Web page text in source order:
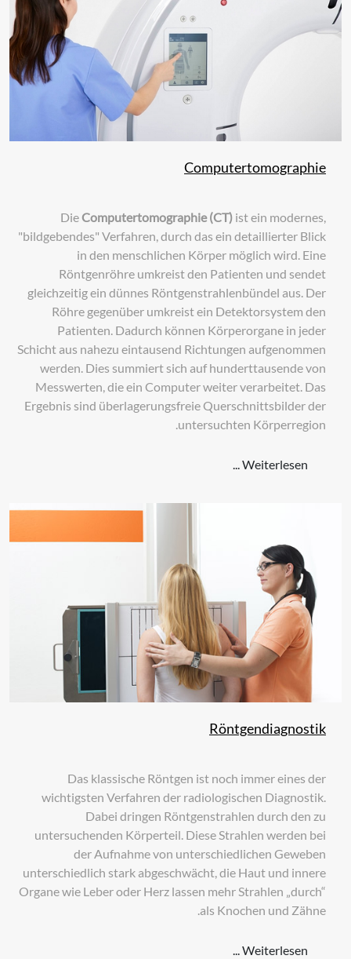
Computertomographie
DieComputertomographie (CT) ist ein modernes,
"bildgebendes" Verfahren, durch das ein detaillierter Blick
in den menschlichen Körper möglich wird. Eine
Röntgenröhre umkreist den Patienten und sendet
gleichzeitig ein dünnes Röntgenstrahlenbündel aus. Der
Röhre gegenüber umkreist ein Detektorsystem den
Patienten. Dadurch können Körperorgane in jeder
Schicht aus nahezu eintausend Richtungen aufgenommen
werden. Dies summiert sich auf hunderttausende von
Messwerten, die ein Computer weiter verarbeitet. Das
Ergebnis sind überlagerungsfreie Querschnittsbilder der
untersuchten Körperregion.
Weiterlesen ...
Röntgendiagnostik
Das klassische Röntgen ist noch immer eines der
wichtigsten Verfahren der radiologischen Diagnostik.
Dabei dringen Röntgenstrahlen durch den zu
untersuchenden Körperteil. Diese Strahlen werden bei
der Aufnahme von unterschiedlichen Geweben
unterschiedlich stark abgeschwächt, die Haut und innere
Organe wie Leber oder Herz lassen mehr Strahlen „durch“
als Knochen und Zähne.
Weiterlesen ...